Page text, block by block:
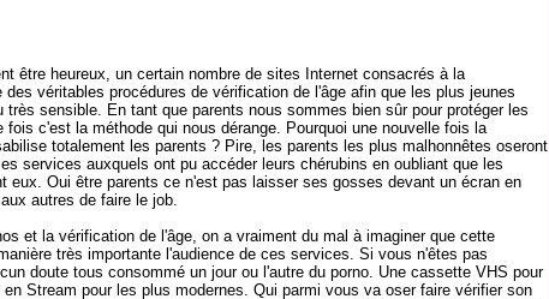
être heureux, un certain nombre de sites Internet consacrés à la
des véritables procédures de vérification de l'âge afin que les plus jeunes
très sensible. En tant que parents nous sommes bien sûr pour protéger les
fois c'est la méthode qui nous dérange. Pourquoi une nouvelle fois la
totalement les parents ? Pire, les parents les plus malhonnêtes oseront
services auxquels ont pu accéder leurs chérubins en oubliant que les
eux. Oui être parents ce n'est pas laisser ses gosses devant un écran en
autres de faire le job.
et la vérification de l'âge, on a vraiment du mal à imaginer que cette
très importante l'audience de ces services. Si vous n'êtes pas
doute tous consommé un jour ou l'autre du porno. Une cassette VHS pour
Stream pour les plus modernes. Qui parmi vous va oser faire vérifier son